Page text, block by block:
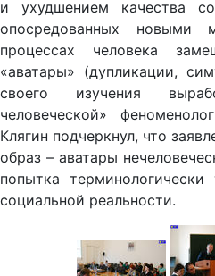
и ухудшением качества
опосредованных новыми
процессах человека
«аватары» (дупликации,
своего изучения
человеческой»
Клягин подчеркнул, что
образ – аватары
попытка
социальной реальности.